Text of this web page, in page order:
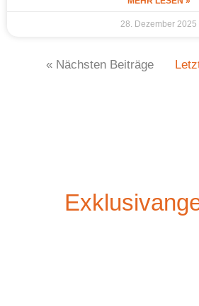
28. Dezember 2025
« Nächsten Beiträge